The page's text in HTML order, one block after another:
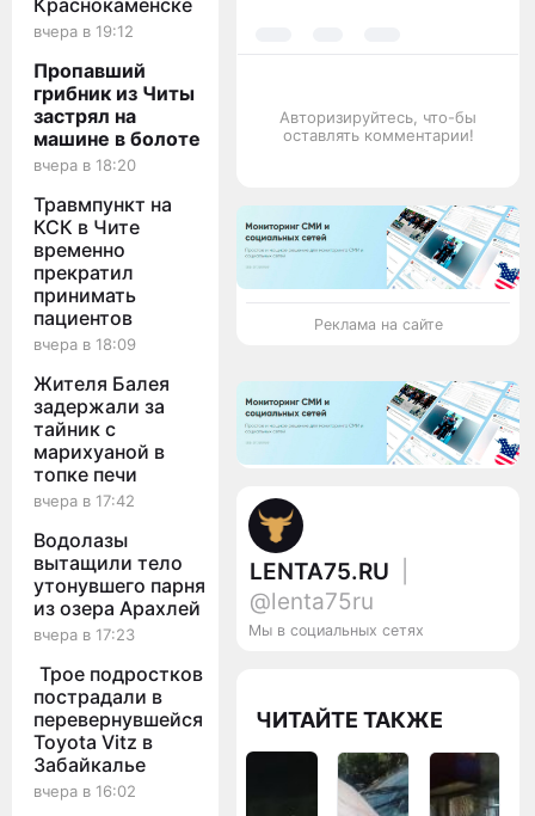
Краснокаменске
вчера в 19:12
Пропавший
грибник из Читы
застрял на
машине в болоте
вчера в 18:20
Травмпункт на
КСК в Чите
временно
прекратил
принимать
пациентов
вчера в 18:09
Жителя Балея
задержали за
тайник с
марихуаной в
топке печи
вчера в 17:42
Водолазы
вытащили тело
утонувшего парня
из озера Арахлей
вчера в 17:23
Трое подростков
пострадали в
перевернувшейся
Toyota Vitz в
Забайкалье
вчера в 16:02
Авторизируйтесь, что-бы
оставлять комментарии!
Реклама на сайте
LENTA75.RU
@lenta75ru
Мы в социальных сетях
ЧИТАЙТЕ ТАКЖЕ